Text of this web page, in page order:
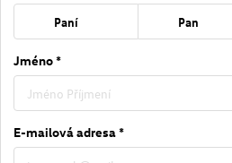
Paní Pan
Jméno *
E-mailová adresa *